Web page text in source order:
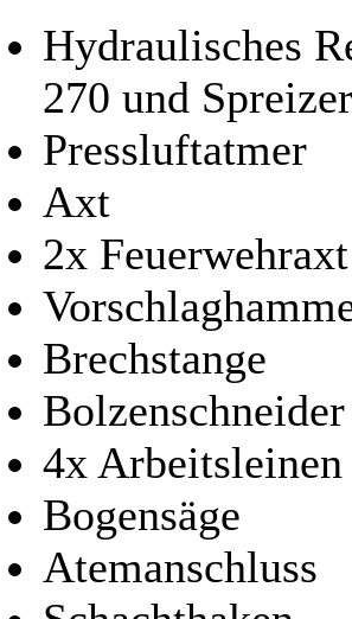
Hydraulisches
270 und
Pressluftatmer
Axt
2x Feuerwehraxt
Brechstange
Bolzenschneider
4x Arbeitsleinen
Bogensäge
Atemanschluss